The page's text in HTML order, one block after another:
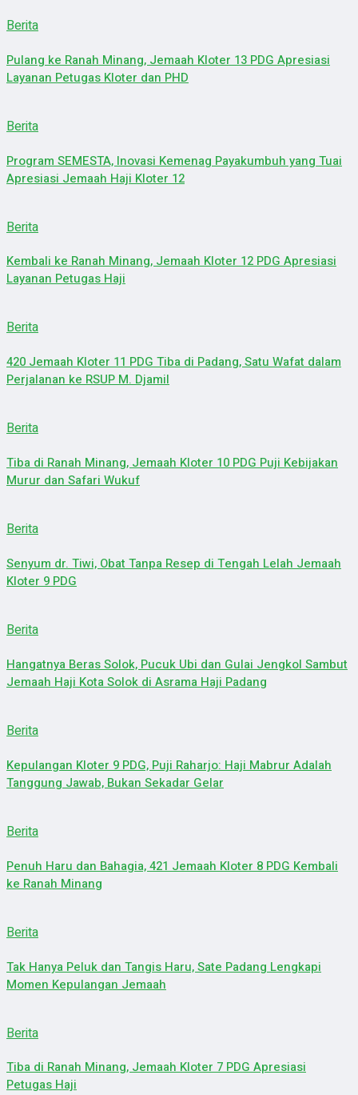
Berita
Pulang ke Ranah Minang, Jemaah Kloter 13 PDG Apresiasi
Layanan Petugas Kloter dan PHD
Berita
Program SEMESTA, Inovasi Kemenag Payakumbuh yang Tuai
Apresiasi Jemaah Haji Kloter 12
Berita
Kembali ke Ranah Minang, Jemaah Kloter 12 PDG Apresiasi
Layanan Petugas Haji
Berita
420 Jemaah Kloter 11 PDG Tiba di Padang, Satu Wafat dalam
Perjalanan ke RSUP M. Djamil
Berita
Tiba di Ranah Minang, Jemaah Kloter 10 PDG Puji Kebijakan
Murur dan Safari Wukuf
Berita
Senyum dr. Tiwi, Obat Tanpa Resep di Tengah Lelah Jemaah
Kloter 9 PDG
Berita
Hangatnya Beras Solok, Pucuk Ubi dan Gulai Jengkol Sambut
Jemaah Haji Kota Solok di Asrama Haji Padang
Berita
Kepulangan Kloter 9 PDG, Puji Raharjo: Haji Mabrur Adalah
Tanggung Jawab, Bukan Sekadar Gelar
Berita
Penuh Haru dan Bahagia, 421 Jemaah Kloter 8 PDG Kembali
ke Ranah Minang
Berita
Tak Hanya Peluk dan Tangis Haru, Sate Padang Lengkapi
Momen Kepulangan Jemaah
Berita
Tiba di Ranah Minang, Jemaah Kloter 7 PDG Apresiasi
Petugas Haji